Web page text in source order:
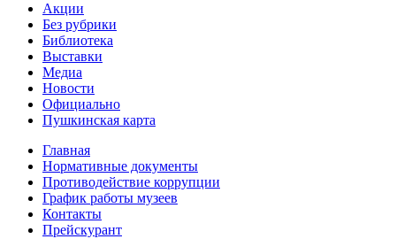
Акции
Без рубрики
Библиотека
Выставки
Медиа
Новости
Официально
Пушкинская карта
Главная
Нормативные документы
Противодействие коррупции
График работы музеев
Контакты
Прейскурант